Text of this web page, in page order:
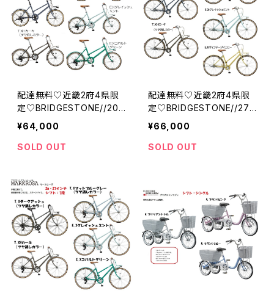
配達無料♡近畿2府4県限
定♡BRIDGESTONE//20
インチ//7段//マクローザM
7//ブリジストン
¥64,000
SOLD OUT
配達無料♡近畿2府4県限
定♡BRIDGESTONE//27
インチ//3段//マクローザ3
S//ブリジストン
¥66,000
SOLD OUT